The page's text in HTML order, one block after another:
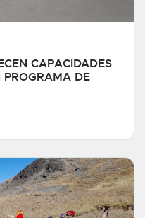
CAPACIDADES
PROGRAMA DE